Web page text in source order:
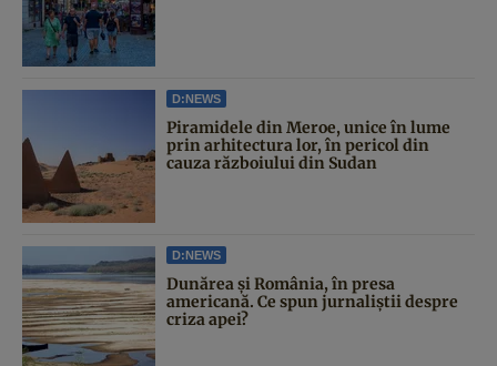
D:NEWS
Piramidele din Meroe, unice în lume
prin arhitectura lor, în pericol din
cauza războiului din Sudan
D:NEWS
Dunărea și România, în presa
americană. Ce spun jurnaliștii despre
criza apei?